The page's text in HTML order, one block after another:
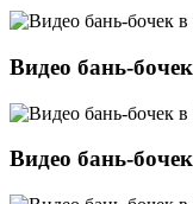
Видео бань-
Видео бань-